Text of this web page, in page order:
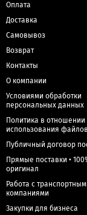
Оплата
Доставка
Самовывоз
Возврат
Контакты
О компании
Условиями обработки
персональных данных
Политика в отношении
использования
Публичный договор
Прямые поставки •
оригинал
Работа с
компаниями
Закупки для бизнеса